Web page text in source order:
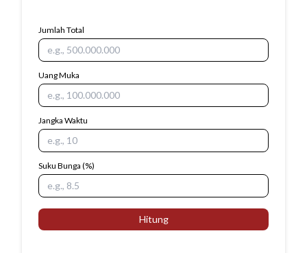
Jumlah Total
Uang Muka
Jangka Waktu
Suku Bunga (%)
Hitung